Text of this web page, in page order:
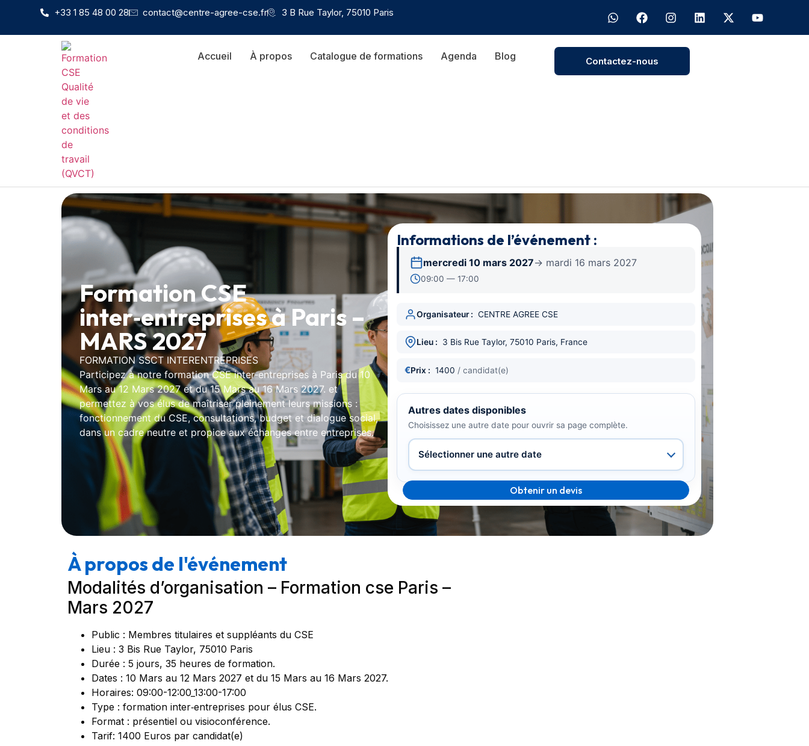
+33 1 85 48 00 28 contact@centre-agree-cse.fr 3 B Rue Taylor, 75010 Paris
Accueil À propos Catalogue de formations Agenda Blog Contactez-nous
Formation CSE
inter‑entreprises à Paris –
MARS 2027
FORMATION SSCT INTERENTREPRISES
Participez à notre formation CSE inter‑entreprises à Paris du10
Mars au 12 Mars 2027 et du 15 Mars au 16 Mars 2027. et
permettez à vos élus de maîtriser pleinement leurs missions :
fonctionnement du CSE, consultations, budget et dialogue social,
dans un cadre neutre et propice aux échanges entre entreprises.
Informations de l’événement :
mercredi 10 mars 2027→ mardi 16 mars 2027
09:00 — 17:00
Organisateur : CENTRE AGREE CSE
Lieu : 3 Bis Rue Taylor, 75010 Paris, France
€Prix : 1400 / candidat(e)
Autres dates disponibles
Choisissez une autre date pour ouvrir sa page complète.
Obtenir un devis
À propos de l'événement
Modalités d’organisation – Formation cse Paris –
Mars 2027
Public : Membres titulaires et suppléants du CSE
Lieu : 3 Bis Rue Taylor, 75010 Paris
Durée : 5 jours, 35 heures de formation.
Dates : 10 Mars au 12 Mars 2027 et du 15 Mars au 16 Mars 2027.
Horaires: 09:00-12:00_13:00-17:00
Type : formation inter‑entreprises pour élus CSE.
Format : présentiel ou visioconférence.
Tarif: 1400 Euros par candidat(e)